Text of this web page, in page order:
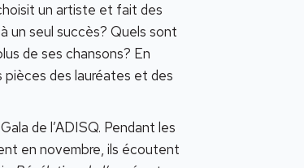
un artiste et fait des
un seul succès? Quels sont
de ses chansons? En
des lauréates et des
de l’ADISQ. Pendant les
en novembre, ils écoutent